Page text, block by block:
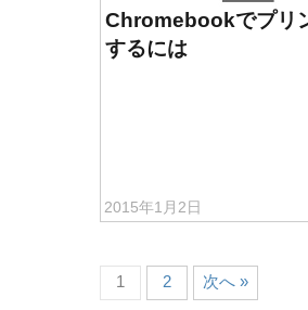
Chromebookでプリ
するには
2015年1月2日
1 2 次へ »